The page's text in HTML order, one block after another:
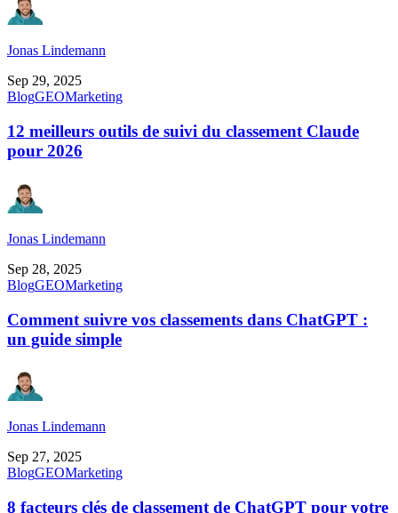
Jonas Lindemann
Sep 29, 2025
BlogGEOMarketing
12 meilleurs outils de suivi du classement Claude
pour 2026
Jonas Lindemann
Sep 28, 2025
BlogGEOMarketing
Comment suivre vos classements dans ChatGPT :
un guide simple
Jonas Lindemann
Sep 27, 2025
BlogGEOMarketing
8 facteurs clés de classement de ChatGPT pour votre